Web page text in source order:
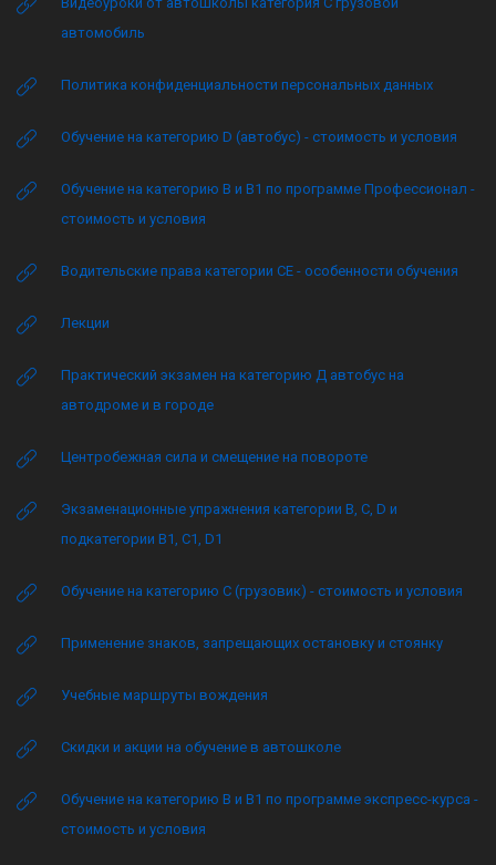
автомобиль
Политика конфиденциальности персональных данных
Обучение на категорию D (автобус) - стоимость и условия
Обучение на категорию B и B1 по программе Профессионал -
стоимость и условия
Водительские права категории CE - особенности обучения
Лекции
Практический экзамен на категорию Д автобус на
автодроме и в городе
Центробежная сила и смещение на повороте
Экзаменационные упражнения категории B, C, D и
подкатегории B1, C1, D1
Обучение на категорию C (грузовик) - стоимость и условия
Применение знаков, запрещающих остановку и стоянку
Учебные маршруты вождения
Скидки и акции на обучение в автошколе
Обучение на категорию B и B1 по программе экспресс-курса -
стоимость и условия